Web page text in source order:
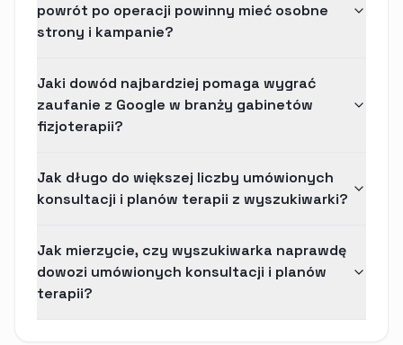
powrót po operacji powinny mieć osobne
strony i kampanie?
Jaki dowód najbardziej pomaga wygrać
zaufanie z Google w branży gabinetów
fizjoterapii?
Jak długo do większej liczby umówionych
konsultacji i planów terapii z wyszukiwarki?
Jak mierzycie, czy wyszukiwarka naprawdę
dowozi umówionych konsultacji i planów
terapii?